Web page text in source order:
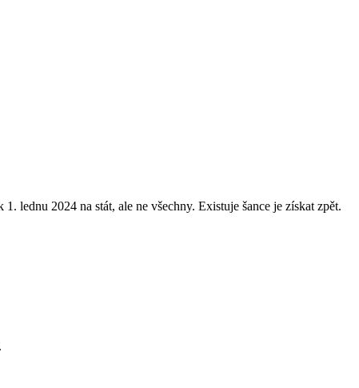
lednu 2024 na stát, ale ne všechny. Existuje šance je získat zpět.